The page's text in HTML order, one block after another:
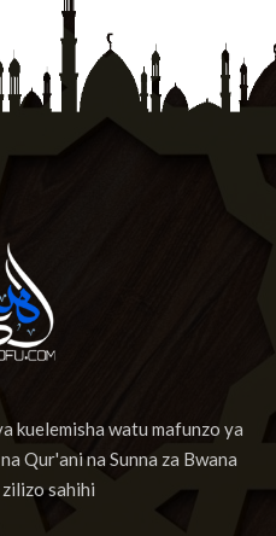
kuelemisha watu mafunzo ya
Qur'ani na Sunna za Bwana
Mtume ﷺ zilizo sahihi